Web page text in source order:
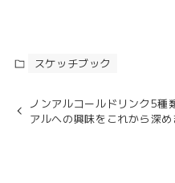
スケッチブック
ノンアルコールドリンク5種
アルへの興味をこれから深め